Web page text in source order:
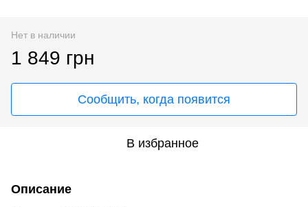
Нет в наличии
1 849 грн
Сообщить, когда появится
В избранное
Описание